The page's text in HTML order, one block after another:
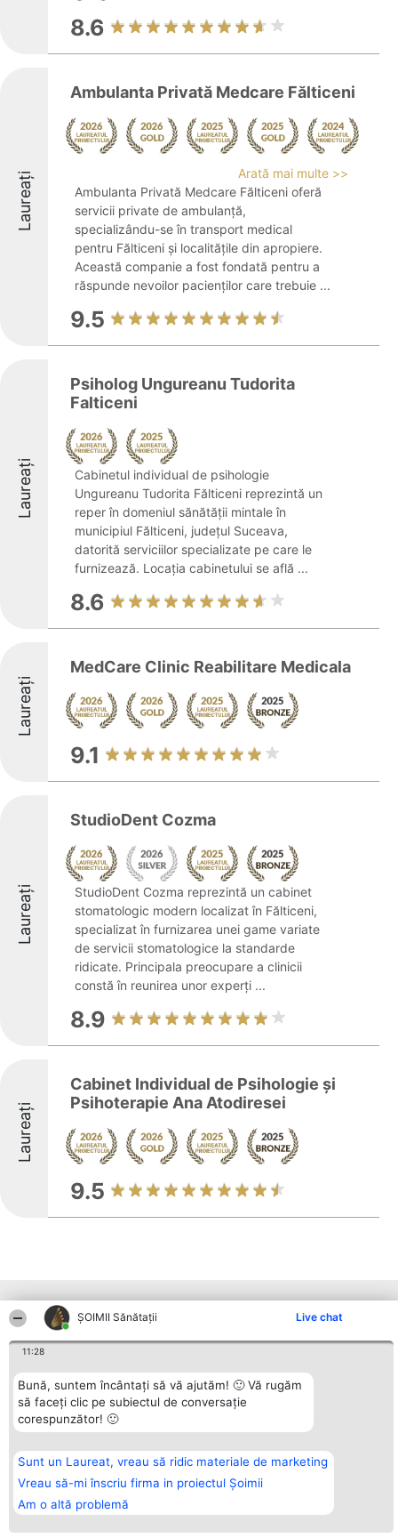
ŞOIMII Sănătații Live chat
11:28
Bună, suntem încântați să vă ajutăm! 🙂 Vă rugăm
să faceți clic pe subiectul de conversație
corespunzător! 🙂
Sunt un Laureat, vreau să ridic materiale de marketing
Vreau să-mi înscriu firma in proiectul Șoimii
Am o altă problemă
8.6
Laureați
Ambulanta Privată Medcare Fălticeni
Arată mai multe >>
Ambulanta Privată Medcare Fălticeni oferă
servicii private de ambulanță,
specializându-se în transport medical
pentru Fălticeni și localitățile din apropiere.
Această companie a fost fondată pentru a
răspunde nevoilor pacienților care trebuie ...
9.5
Laureați
Psiholog Ungureanu Tudorita
Falticeni
Cabinetul individual de psihologie
Ungureanu Tudorita Fălticeni reprezintă un
reper în domeniul sănătății mintale în
municipiul Fălticeni, județul Suceava,
datorită serviciilor specializate pe care le
furnizează. Locația cabinetului se află ...
8.6
Laureați
MedCare Clinic Reabilitare Medicala
9.1
Laureați
StudioDent Cozma
StudioDent Cozma reprezintă un cabinet
stomatologic modern localizat în Fălticeni,
specializat în furnizarea unei game variate
de servicii stomatologice la standarde
ridicate. Principala preocupare a clinicii
constă în reunirea unor experți ...
8.9
Laureați
Cabinet Individual de Psihologie și
Psihoterapie Ana Atodiresei
9.5
Alte firme din zonă
Organizator Ranking
BRIGHT SOLUTIONS BR SRL
Aleea Timisul De Sus 2 Bl. A30
Sc. A Et. 4 Ap. 13 Cod 061952
București
tel: +40 770 990 492
Plebiscyt
Câștigătorii
Lista Tuturor
Laureaților
Politica de
confidențialitate
Contact
Contact